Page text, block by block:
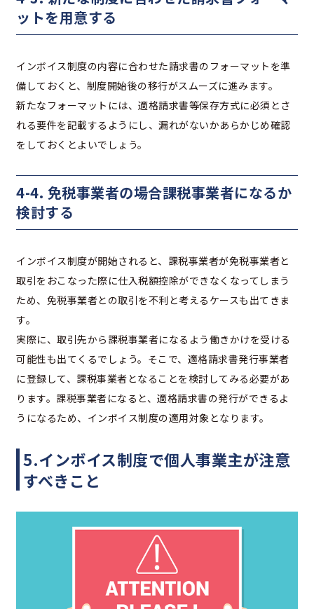
ットを用意する
インボイス制度の内容に合わせた請求書のフォーマットを準
備しておくと、制度開始後の移行がスムーズに進みます。
新たなフォーマットには、適格請求書等保存方式に必須とさ
れる要件を記載するようにし、漏れがないかあらかじめ確認
をしておくとよいでしょう。
4-4. 免税事業者の場合課税事業者になるか
検討する
インボイス制度が開始されると、課税事業者が免税事業者と
取引をおこなった際に仕入税額控除ができなくなってしまう
ため、免税事業者との取引を不利と考えるケースも出てきま
す。
実際に、取引先から課税事業者になるよう働きかけを受ける
可能性も出てくるでしょう。そこで、適格請求書発行事業者
に登録して、課税事業者となることを検討してみる必要があ
ります。課税事業者になると、適格請求書の発行ができるよ
うになるため、インボイス制度の適用対象となります。
5.インボイス制度で個人事業主が注意
すべきこと